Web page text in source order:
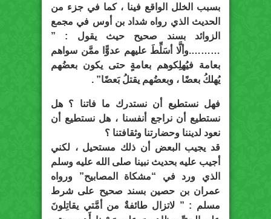
بسبب الخلل الواقع فينا ، كما في جزء من
الحديث الذي رواه شداد بن أوس في مجمع
الزوائد بسند صحيح حيث يقول : ”
……….وألَّا أسَلِّطَ عليهم عدوًّا ممَّن سواهم
بعامة فيُهلِكوهم بعامةٍ حتى يكون بعضُهم
يُهلكُ بعضًا ، وبعضُهم يقتلُ بَعضًا” .
فهل نستطيع أن نستدرك ما فاتنا ؟ هل
نستطيع أن نراجع أنفسنا ، هل نستطيع أن
نعود لديننا وحضارتنا وثقافتنا ؟
قد يجيب البعض أن ذلك مستحيل ، لكني
أجيب عليه بحديث نبينا صلى الله عليه وسلم
الذي ورد في “مشكاة المصابيح” ورواه
عمران بن حصين بسند صحيح على شرط
مسلم : ” لاتزال طائفةٌ من أمَّتي يقاتِلونَ